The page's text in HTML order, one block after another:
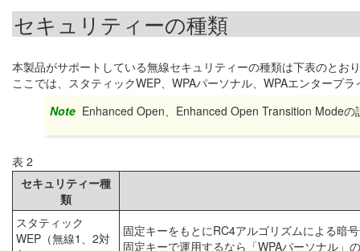
セキュリティーの種類
本製品がサポートしている無線セキュリティーの種類は下表のとお
ここでは、スタティックWEP、WPAパーソナル、WPAエンタープ
Note Enhanced Open、Enhanced Open Transition Mode
表 2
セキュリティー種
類
スタティック
WEP（無線1、2対
固定キーをもとにRC4アルゴリズムによる暗
固定キーで運用するなら「WPAパーソナル」